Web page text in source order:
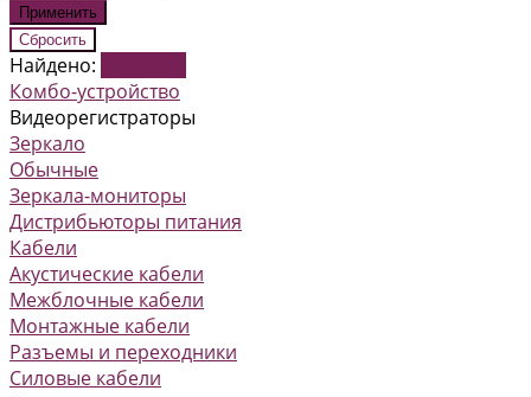
Найдено:
Комбо-устройство
Видеорегистраторы
Зеркало
Обычные
Зеркала-мониторы
Дистрибьюторы питания
Кабели
Акустические кабели
Межблочные кабели
Монтажные кабели
Разъемы и переходники
Силовые кабели